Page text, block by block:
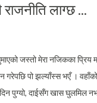
लाग्छ ...
जस्तो मेरा नजिकका प्रिय
गरेपछि पो झल्याँस्स भएँ ।
पुग्यो, दाईसँग खास घुलमिल